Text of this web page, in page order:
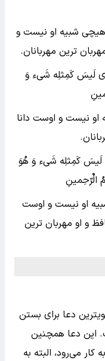
هیچی شبیه او نیست و
ترین مهربانان.
لَیسَ کَمِثلِه شَیء وَ
او نیست و اوست دانا
لَیسَ کَمِثلِه شَیء وَ هُوَ
الٌرّحِمینِ
او نیست و اوست
و او مهربان ترین
دعا برای بستن
این دعا همچنین
می‌رود، البته به